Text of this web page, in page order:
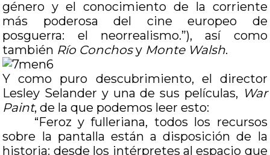
género y el conocimiento de la corriente
más poderosa del cine europeo de
posguerra: el neorrealismo.”), así como
también Río Conchosy Monte Walsh.
Y como puro descubrimiento, el director
Lesley Selander y una de sus películas, War
Paint, de la que podemos leer esto:
“Feroz y fulleriana, todos los recursos
sobre la pantalla están a disposición de la
historia: desde los intérpretes al espacio que